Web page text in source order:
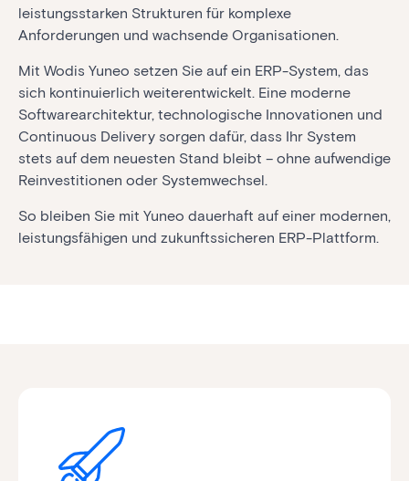
leistungsstarken Strukturen für komplexe
Anforderungen und wachsende Organisationen.
Mit Wodis Yuneo setzen Sie auf ein ERP-System, das
sich kontinuierlich weiterentwickelt. Eine moderne
Softwarearchitektur, technologische Innovationen und
Continuous Delivery sorgen dafür, dass Ihr System
stets auf dem neuesten Stand bleibt – ohne aufwendige
Reinvestitionen oder Systemwechsel.
So bleiben Sie mit Yuneo dauerhaft auf einer modernen,
leistungsfähigen und zukunftssicheren ERP-Plattform.